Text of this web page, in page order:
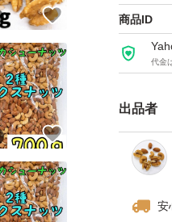
★全て
をお届
ツがし
種類ミ
商品ID
代金
出品者
安